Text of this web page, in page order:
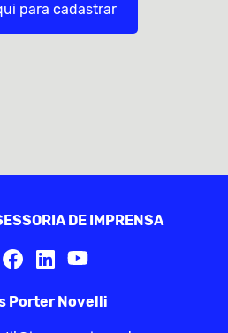
para cadastrar
DE IMPRENSA
Porter Novelli